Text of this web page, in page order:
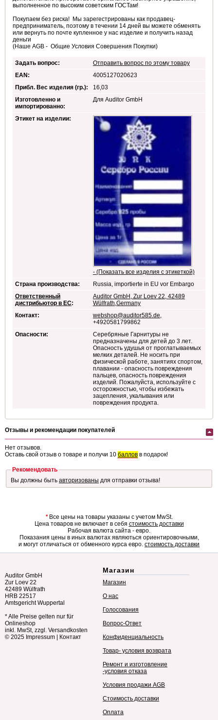
выполненное по высоким советским ГОСТам!
Покупаем без риска! Мы зарегестрированы как продавец-
предприниматель, поэтому в течении 14 дней вы можете обменять
или вернуть по почте купленное у нас изделие и получить назад
деньги
(Наше AGB - Общие Условия Совершения Покупки)
Задать вопрос:
Отправить вопрос по этому товару
EAN:
4005127020623
Прибл. Вес изделия (гр.):
16,03
Изготовленно и
импортированно:
Для Auditor GmbH
Этикет на изделии:
- (Показать все изделия с этикеткой)
Страна производства:
Russia, importierte in EU vor Embargo
Ответственный
дистрибьютор в ЕС:
Auditor GmbH, Zur Loev 22, 42489
Wülfrath,Germany
Контакт:
webshop@auditor585.de,
+4920581799862
Опасности:
Серебряные Гарнитуры не
предназначены для детей до 3 лет.
Опасность удушья от проглатываемых
мелких деталей. Не носить при
физической работе, занятиях спортом,
плавании - опасность повреждения
пальцев, опасность повреждения
изделий. Пожалуйста, используйте с
осторожностью, чтобы избежать
зацепления, укалывания или
повреждения продукта.
Отзывы и рекомендации покупателей
Нет отзывов.
Оставь свой отзыв о товаре и получи 10 баллов в подарок!
Рекомендовать
Вы должны быть авторизованы для отправки отзыва!
*Все цены на товары указаны с учетом MwSt.
Цена товаров не включает в себя стоимость доставки
Рабочая валюта сайта - евро.
Показания цены в иных валютах являються ориентировочными,
и могут отличаться от обменного курса евро. стоимость доставки
Auditor GmbH
Zur Loev 22
42489 Wülfrath
HRB 22517
Amtsgericht Wuppertal
* Alle Preise gelten nur für
Onlineshop
inkl. MwSt, zzgl. Versandkosten
© 2025 Impressum Контакт
Магазин
Магазин
О нас
Голосования
Вопрос-Ответ
Конфиденциальность
Товар- условия возврата
Ремонт и изготовление
-условия отказа
Условия продажи AGB
Стоимость доставки
Оплата